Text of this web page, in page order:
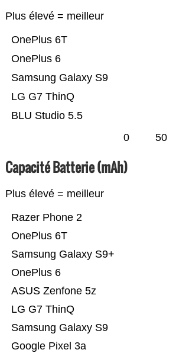
Plus élevé = meilleur
BLU Studio 5.5
LG G7 ThinQ
Samsung Galaxy S9
OnePlus 6
OnePlus 6T
0 50
Capacité Batterie (mAh)
Plus élevé = meilleur
Google Pixel 3a
Samsung Galaxy S9
LG G7 ThinQ
ASUS Zenfone 5z
OnePlus 6
Samsung Galaxy S9+
OnePlus 6T
Razer Phone 2